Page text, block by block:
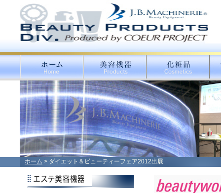
ホーム> ダイエット＆ビューティーフェア2012出展